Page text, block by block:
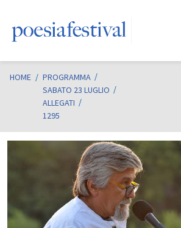
HOME / PROGRAMMA
SABATO 23 LUGLIO
ALLEGATI
1295